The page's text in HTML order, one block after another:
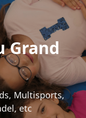
Grand
Multisports,
etc